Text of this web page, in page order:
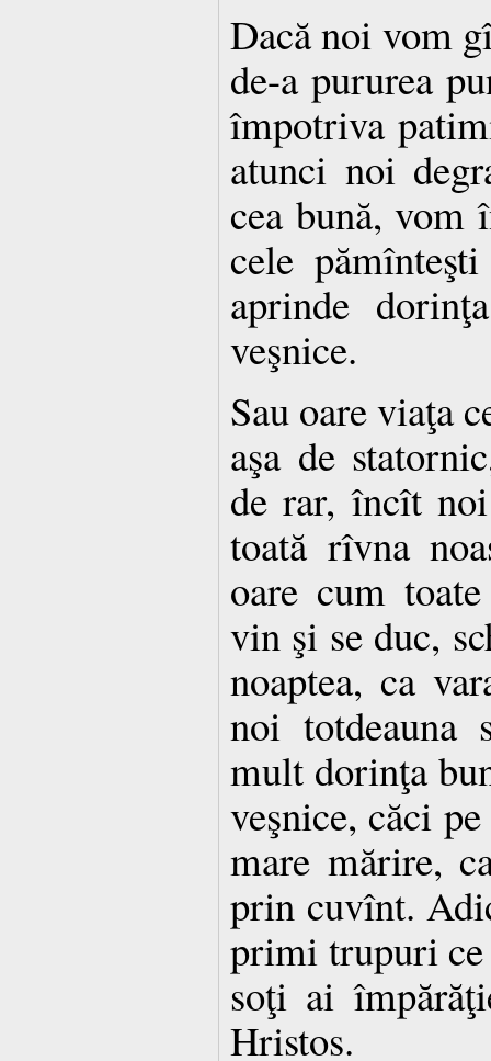
Dacă noi vom
de-a pururea
împotriva
atunci noi
cea bună, vom
cele
aprinde
veşnice.
Sau oare viaţa
aşa de
de rar, încît
toată rîvna
oare cum
vin şi se duc,
noaptea, ca
noi
mult dorinţa
veşnice, căci
mare mărire,
prin cuvînt.
primi trupuri ce
soţi ai
Hristos.